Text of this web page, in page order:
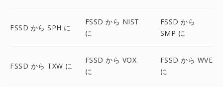
FSSD から SPH に
FSSD から NIST
に
FSSD から
SMP に
FSSD から TXW に
FSSD から VOX
に
FSSD から WVE
に